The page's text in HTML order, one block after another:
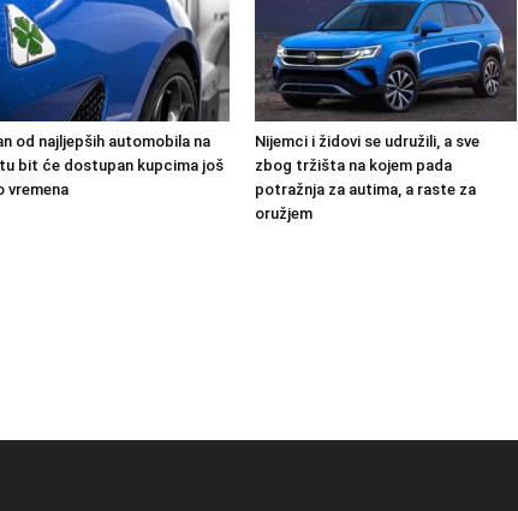
od najljepših automobila na
bit će dostupan kupcima još
vremena
Nijemci i židovi se udružili, a sve
zbog tržišta na kojem pada
potražnja za autima, a raste za
oružjem